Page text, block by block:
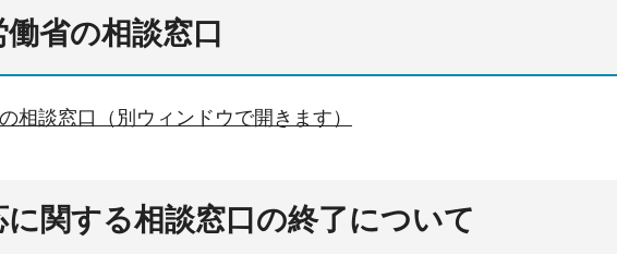
働省の相談窓口
相談窓口（別ウィンドウで開きます）
に関する相談窓口の終了について